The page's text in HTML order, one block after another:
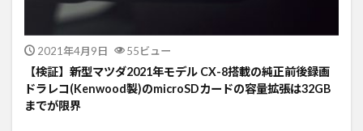
2021年4月9日 55ビュー
【検証】新型マツダ2021年モデル CX-8搭載の純正前後録画
ドラレコ(Kenwood製)のmicroSDカードの容量拡張は32GB
までが限界